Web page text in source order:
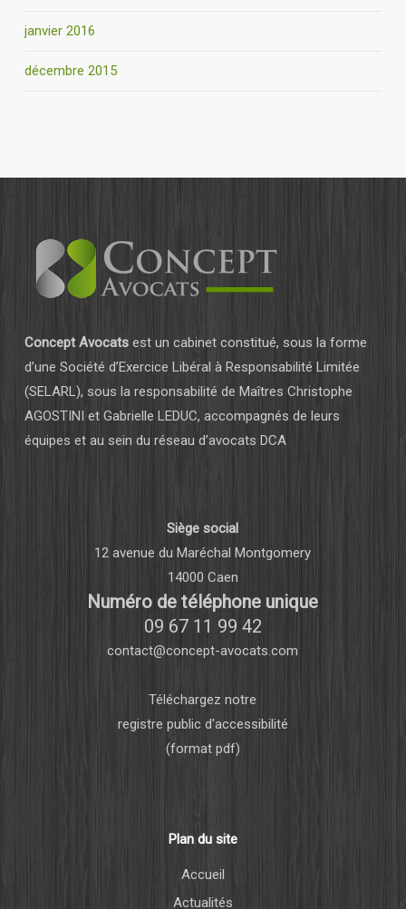
janvier 2016
décembre 2015
Concept Avocatsest un cabinet constitué, sous la forme
d’une Société d’Exercice Libéral à Responsabilité Limitée
(SELARL), sous la responsabilité de Maîtres Christophe
AGOSTINI et Gabrielle LEDUC, accompagnés de leurs
équipes et au sein du réseau d’avocats DCA
Siège social
12 avenue du Maréchal Montgomery
14000 Caen
Numéro de téléphone unique
09 67 11 99 42
contact@concept-avocats.com
Téléchargez notre
registre public d'accessibilité
(format pdf)
Plan du site
Accueil
Actualités